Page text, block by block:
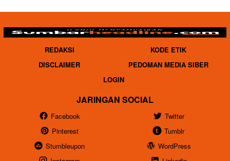
REDAKSI
KODE ETIK
DISCLAIMER
PEDOMAN MEDIA SIBER
LOGIN
JARINGAN SOCIAL
Facebook
Twitter
Pinterest
Tumblr
Stumbleupon
WordPress